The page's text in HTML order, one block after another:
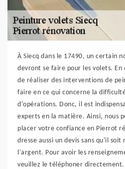
À Siecq dans le 17490, un certain
devront se faire pour les volets.
de réaliser des interventions de
faire en ce qui concerne la
d'opérations. Donc, il est
experts en la matière. Ainsi, nous
placer votre confiance en Pierrot
dresse aussi un devis sans qu'il
l'argent. Pour avoir les
veuillez le téléphoner directement.